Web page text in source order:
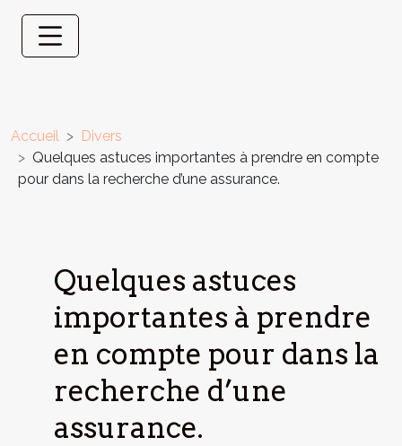
Accueil
Divers
Quelques astuces importantes à prendre en compte
pour dans la recherche d’une assurance.
Quelques astuces
importantes à prendre
en compte pour dans la
recherche d’une
assurance.